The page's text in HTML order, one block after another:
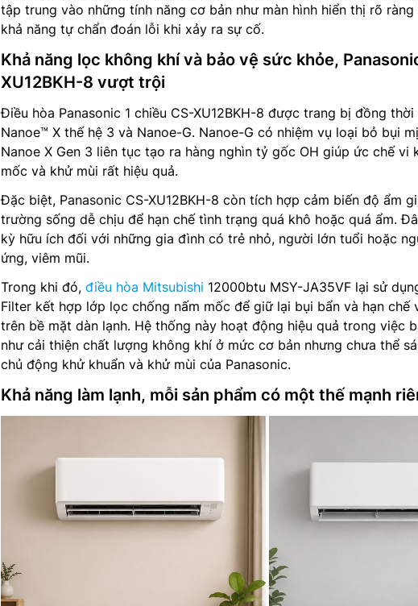
tập trung vào những tính năng cơ bản như màn hình hiển thị rõ
khả năng tự chẩn đoán lỗi khi xảy ra sự cố.
Khả năng lọc không khí và bảo vệ sức khỏe,
XU12BKH-8 vượt trội
Điều hòa Panasonic 1 chiều CS-XU12BKH-8 được trang bị đồng
Nanoe™ X thế hệ 3 và Nanoe-G. Nanoe-G có nhiệm vụ loại bỏ bụi
Nanoe X Gen 3 liên tục tạo ra hàng nghìn tỷ gốc OH giúp ức chế vi
mốc và khử mùi rất hiệu quả.
Đặc biệt, Panasonic CS-XU12BKH-8 còn tích hợp cảm biến độ ẩm
trường sống dễ chịu để hạn chế tình trạng quá khô hoặc quá ẩm.
kỳ hữu ích đối với những gia đình có trẻ nhỏ, người lớn tuổi hoặc
ứng, viêm mũi.
Trong khi đó, điều hòa Mitsubishi 12000btu MSY-JA35VF lại sử
Filter kết hợp lớp lọc chống nấm mốc để giữ lại bụi bẩn và hạn chế
trên bề mặt dàn lạnh. Hệ thống này hoạt động hiệu quả trong việc
như cải thiện chất lượng không khí ở mức cơ bản nhưng chưa thể
chủ động khử khuẩn và khử mùi của Panasonic.
Khả năng làm lạnh, mỗi sản phẩm có một thế mạnh